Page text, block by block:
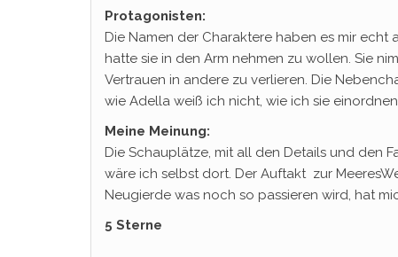
Protagonisten:
Die Namen der Charaktere haben es mir
hatte sie in den Arm nehmen zu wollen. Sie
Vertrauen in andere zu verlieren. Die
wie Adella weiß ich nicht, wie ich sie
Meine Meinung:
Die Schauplätze, mit all den Details und den
wäre ich selbst dort. Der Auftakt zur
Neugierde was noch so passieren wird, hat
5 Sterne